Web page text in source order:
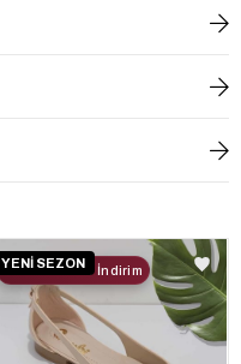
YENİ SEZON
2. Ürüne %30 İndirim